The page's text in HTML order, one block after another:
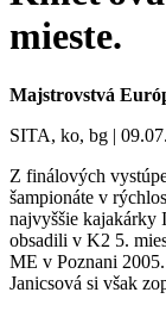
mieste.
Majstrovstvá
SITA, ko, bg |
Z finálových
šampionáte v
najvyššie
obsadili v K2 5.
ME v Poznani
Janicsová si však